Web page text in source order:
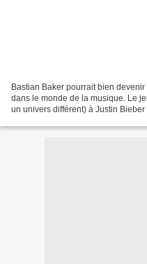
Bastian Baker pourrait bien
dans le monde de la musique. Le
un univers différent) à Justin